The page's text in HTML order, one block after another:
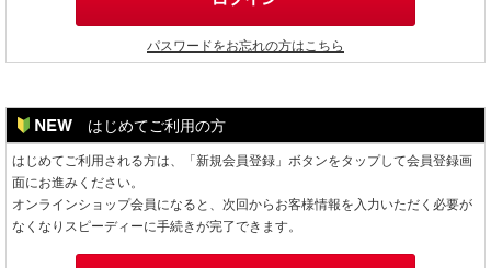
パスワードをお忘れの方はこちら
はじめてご利用の方
はじめてご利用される方は、「新規会員登録」ボタンをタップして会員登録画
面にお進みください。
オンラインショップ会員になると、次回からお客様情報を入力いただく必要が
なくなりスピーディーに手続きが完了できます。